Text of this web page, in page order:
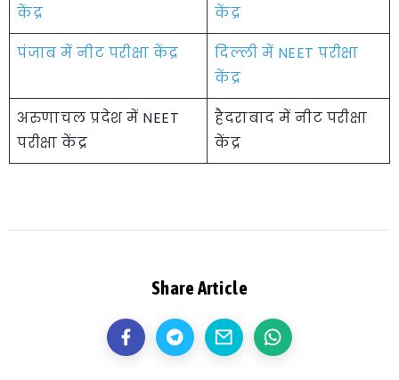
केंद्र
केंद्र
पंजाब में नीट परीक्षा केंद्र
दिल्ली में NEET परीक्षा
केंद्र
अरुणाचल प्रदेश में NEET
परीक्षा केंद्र
हैदराबाद में नीट परीक्षा
केंद्र
Share Article